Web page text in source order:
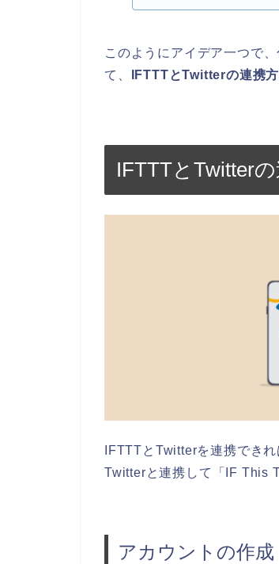
このようにアイデア一つで
て、
IFTTTとTwitterの連携
IFTTTとTwitter
IFTTTとTwitterを連携でき
Twitterと連携して「
IF This
アカウントの作成